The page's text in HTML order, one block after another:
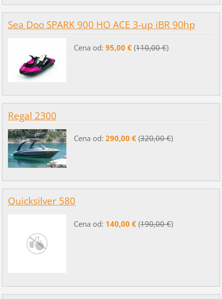
Sea Doo SPARK 900 HO ACE 3-up iBR 90hp
Cena od: 95,00 €(110,00 €)
Regal 2300
Cena od: 290,00 €(320,00 €)
Quicksilver 580
Cena od: 140,00 €(190,00 €)